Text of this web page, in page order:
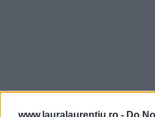
www.lauralaurentiu.ro - Do